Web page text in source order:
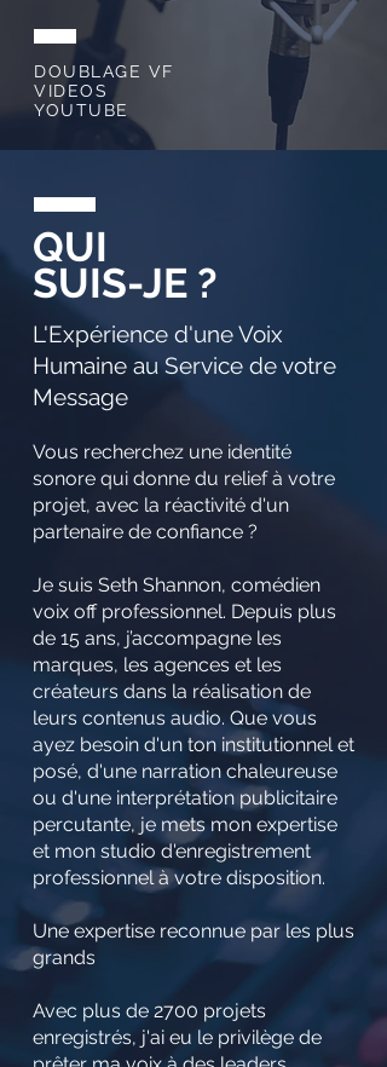
DOUBLAGE VF
VIDEOS
YOUTUBE
QUI
SUIS-JE ?
L'Expérience d'une Voix
Humaine au Service de votre
Message
Vous recherchez une identité
sonore qui donne du relief à votre
projet, avec la réactivité d'un
partenaire de confiance ?
Je suis Seth Shannon, comédien
voix off professionnel. Depuis plus
de 15 ans, j’accompagne les
marques, les agences et les
créateurs dans la réalisation de
leurs contenus audio. Que vous
ayez besoin d'un ton institutionnel et
posé, d'une narration chaleureuse
ou d'une interprétation publicitaire
percutante, je mets mon expertise
et mon studio d'enregistrement
professionnel à votre disposition.
Une expertise reconnue par les plus
grands
Avec plus de 2700 projets
enregistrés, j'ai eu le privilège de